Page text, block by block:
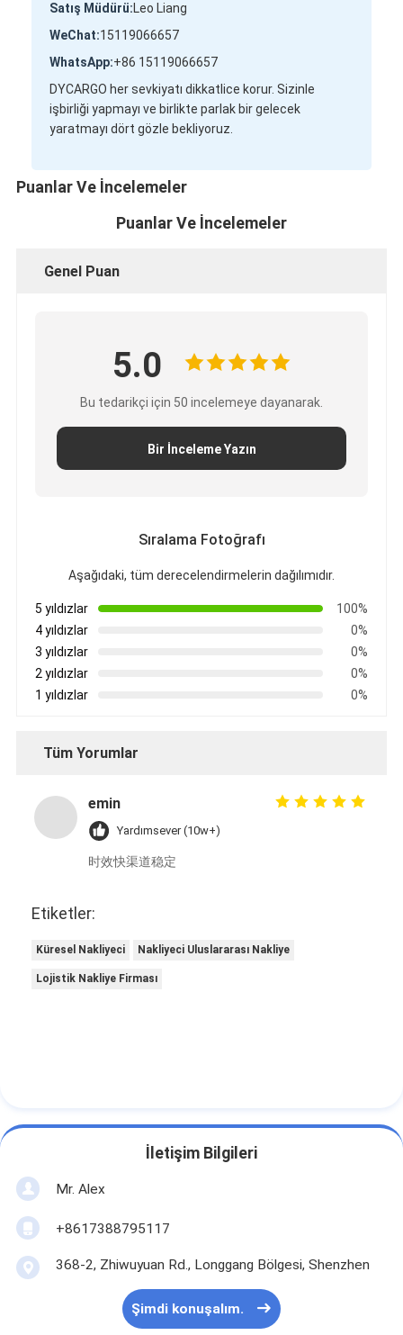
Satış Müdürü:Leo Liang
WeChat:15119066657
WhatsApp:+86 15119066657
DYCARGO her sevkiyatı dikkatlice korur. Sizinle
işbirliği yapmayı ve birlikte parlak bir gelecek
yaratmayı dört gözle bekliyoruz.
Puanlar Ve İncelemeler
Puanlar Ve İncelemeler
Genel Puan
5.0
Bu tedarikçi için 50 incelemeye dayanarak.
Bir İnceleme Yazın
Sıralama Fotoğrafı
Aşağıdaki, tüm derecelendirmelerin dağılımıdır.
5 yıldızlar
100%
4 yıldızlar
0%
3 yıldızlar
0%
2 yıldızlar
0%
1 yıldızlar
0%
Tüm Yorumlar
emin
Yardımsever (10w+)
时效快渠道稳定
Etiketler:
Küresel Nakliyeci Nakliyeci Uluslararası Nakliye
Lojistik Nakliye Firması
İletişim Bilgileri
Mr. Alex
+8617388795117
368-2, Zhiwuyuan Rd., Longgang Bölgesi, Shenzhen
Şimdi konuşalım.